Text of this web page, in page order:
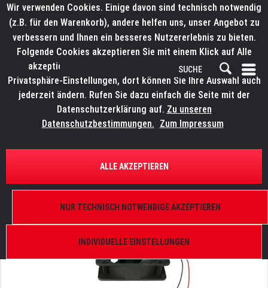
ÜBERSICHT ERSATZTEILE
XT, Scan 575 XT
Wir verwenden Cookies. Einige davon sind technisch notwendig
(z.B. für den Warenkorb), andere helfen uns, unser Angebot zu
verbessern und Ihnen ein besseres Nutzererlebnis zu bieten.
Folgende Cookies akzeptieren Sie mit einem Klick auf Alle
akzeptieren. Weitere Informationen finden Sie in den
Privatsphäre-Einstellungen, dort können Sie Ihre Auswahl auch
jederzeit ändern. Rufen Sie dazu einfach die Seite mit der
Datenschutzerklärung auf. Zu unseren
Datenschutzbestimmungen. Zum Impressum
INDIVIDUELLE EINSTELLUNGEN
NUR TECHNISCH NOTWENDIGE AKZEPTIEREN
ALLE AKZEPTIEREN